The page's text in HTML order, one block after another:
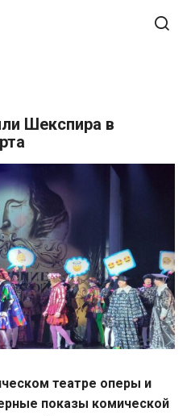
Шекспира в
театре оперы и
показы комической